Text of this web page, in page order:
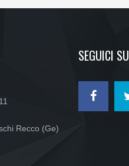
Recco (Ge)
SEGUICI SU